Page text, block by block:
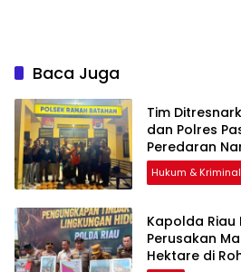
Baca Juga
Tim
dan Polres
Peredaran
Kering Siap
Hukum & Kriminal
Kapolda Riau
Perusakan
Hektare di